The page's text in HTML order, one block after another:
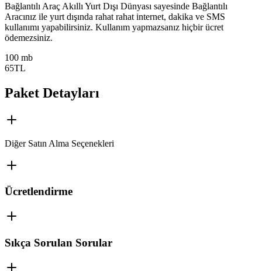
​​​​​​​​​​​​​​Bağlantılı Araç Akıllı Yurt Dışı Dünyası sayesinde Bağlantılı
Aracınız ile yurt dışında rahat rahat internet, dakika ve SMS
kullanımı yapabilirsiniz. Kullanım yapmazsanız hiçbir ücret
ödemezsiniz.
100 mb
65TL
Paket Detayları
Diğer Satın Alma Seçenekleri
Ücretlendirme
Sıkça Sorulan Sorular